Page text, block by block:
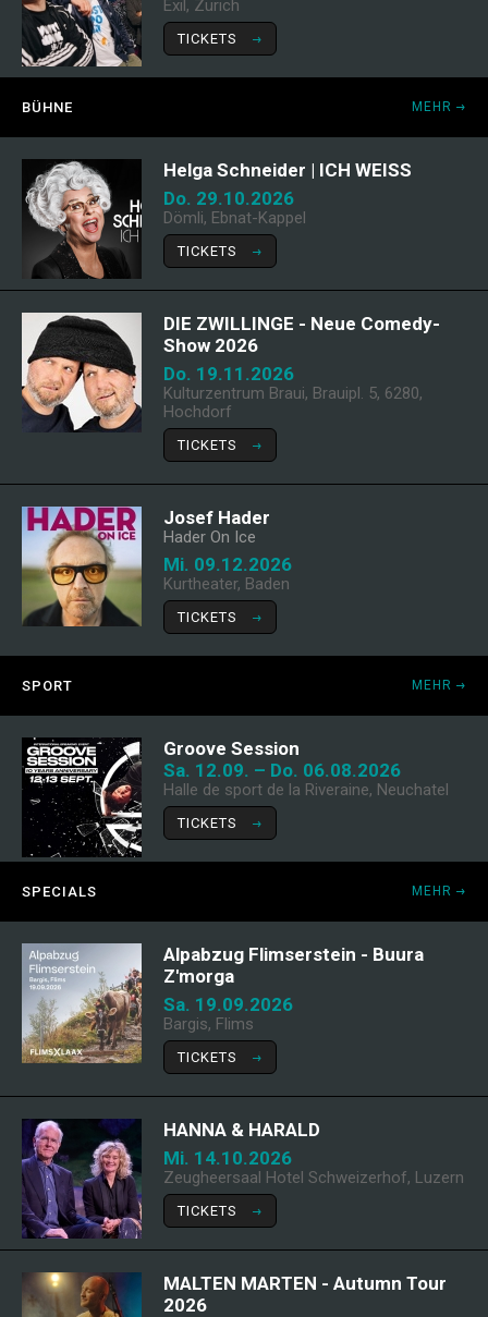
Exil, Zürich
TICKETS
BÜHNE MEHR
Helga Schneider | ICH WEISS
Do. 29.10.2026
Dömli, Ebnat-Kappel
TICKETS
DIE ZWILLINGE - Neue Comedy-
Show 2026
Do. 19.11.2026
Kulturzentrum Braui, Brauipl. 5, 6280,
Hochdorf
TICKETS
Josef Hader
Hader On Ice
Mi. 09.12.2026
Kurtheater, Baden
TICKETS
SPORT MEHR
Groove Session
Sa. 12.09. – Do. 06.08.2026
Halle de sport de la Riveraine, Neuchatel
TICKETS
SPECIALS MEHR
Alpabzug Flimserstein - Buura
Z'morga
Sa. 19.09.2026
Bargis, Flims
TICKETS
HANNA & HARALD
Mi. 14.10.2026
Zeugheersaal Hotel Schweizerhof, Luzern
TICKETS
MALTEN MARTEN - Autumn Tour
2026